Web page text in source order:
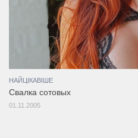
НАЙЦІКАВІШЕ
Свалка сотовых
01.11.2005